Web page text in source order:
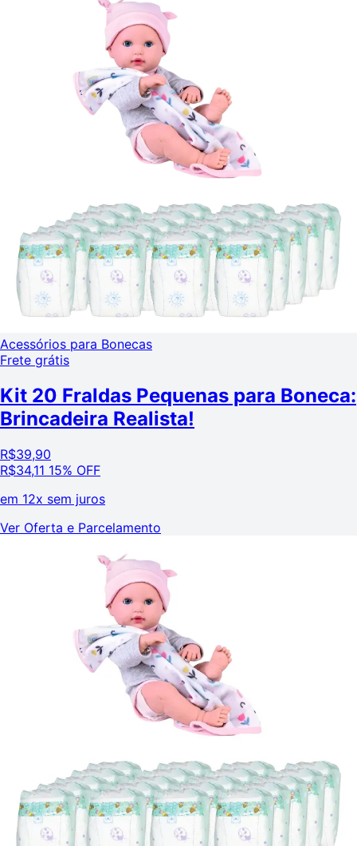
Acessórios para Bonecas
Frete grátis
Kit 20 Fraldas Pequenas para Boneca:
Brincadeira Realista!
R$39,90
R$34,11 15% OFF
em 12x sem juros
Ver Oferta e Parcelamento